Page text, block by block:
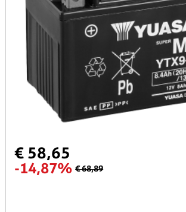
€ 58,65
-14,87% € 68,89